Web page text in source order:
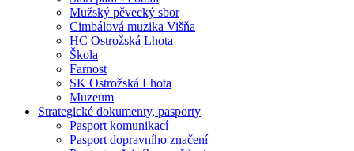
Mužský pěvecký sbor
Cimbálová muzika Višňa
HC Ostrožská Lhota
Škola
Farnost
SK Ostrožská Lhota
Muzeum
Strategické dokumenty, pasporty
Pasport komunikací
Pasport dopravního značení